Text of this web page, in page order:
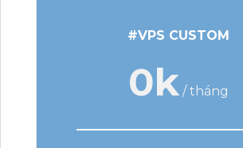
#VPS CUSTOM
0k / tháng